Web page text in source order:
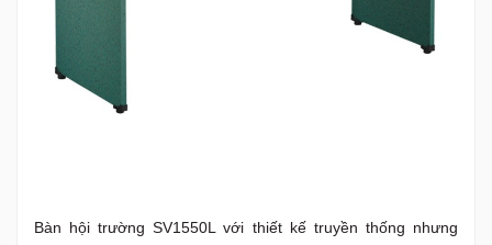
Bàn hội trường SV1550L với thiết kế truyền thống nhưng